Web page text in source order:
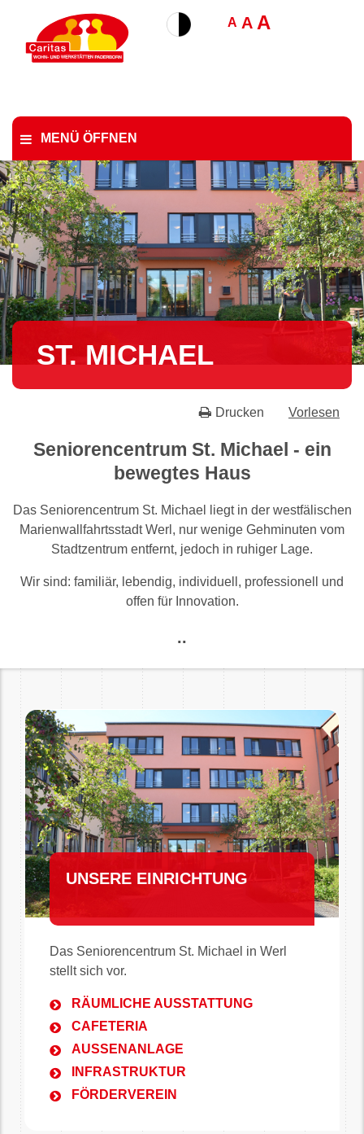
A A A
MENÜ ÖFFNEN
ST. MICHAEL
Vorlesen
Drucken
Seniorencentrum St. Michael - ein
bewegtes Haus
Das Seniorencentrum St. Michael liegt in der westfälischen
Marienwallfahrtsstadt Werl, nur wenige Gehminuten vom
Stadtzentrum entfernt, jedoch in ruhiger Lage.
Wir sind: familiär, lebendig, individuell, professionell und
offen für Innovation.
..
UNSERE EINRICHTUNG
Das Seniorencentrum St. Michael in Werl
stellt sich vor.
RÄUMLICHE AUSSTATTUNG
CAFETERIA
AUSSENANLAGE
INFRASTRUKTUR
FÖRDERVEREIN